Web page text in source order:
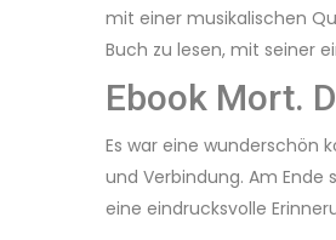
mit einer musikalischen
Buch zu lesen, mit seiner
Ebook Mort.
Es war eine wunderschön
und Verbindung. Am Ende
eine eindrucksvolle